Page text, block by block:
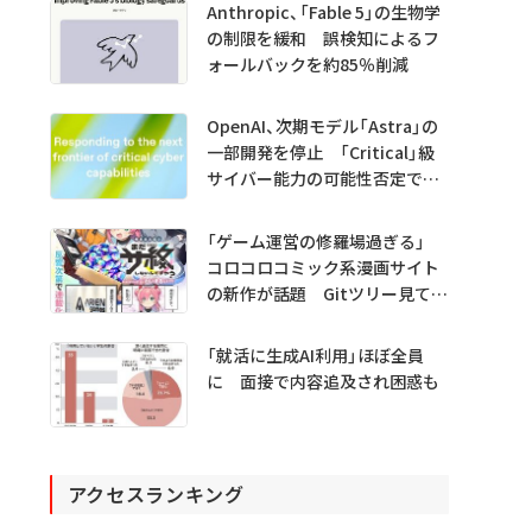
Anthropic、「Fable 5」の生物学
の制限を緩和 誤検知によるフ
ォールバックを約85％削減
OpenAI、次期モデル「Astra」の
一部開発を停止 「Critical」級
サイバー能力の可能性否定でき
「ゲーム運営の修羅場過ぎる」
コロコロコミック系漫画サイト
の新作が話題 Gitツリー見てガ
「就活に生成AI利用」ほぼ全員
に 面接で内容追及され困惑も
アクセスランキング